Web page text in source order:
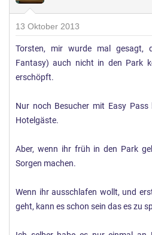
13 Oktober 2013
Torsten, mir wurde mal gesagt,
Fantasy) auch nicht in den Park
erschöpft.
Nur noch Besucher mit Easy
Hotelgäste.
Aber, wenn ihr früh in den Park
Sorgen machen.
Wenn ihr ausschlafen wollt, und
geht, kann es schon sein das es zu